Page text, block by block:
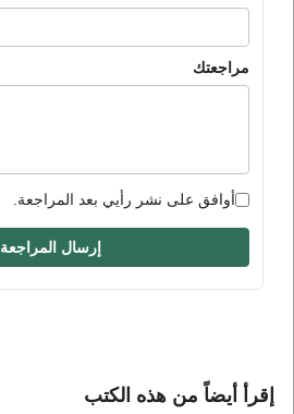
مراجعتك
أوافق على نشر رأيي بعد المراجعة.
إرسال المراجعة
إقرأ أيضاً من هذه الكتب